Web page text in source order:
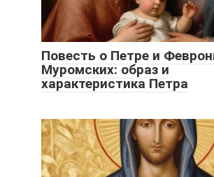
Повесть о Петре и
Муромских: образ и
характеристика Петра